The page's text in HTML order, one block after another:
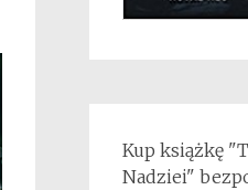
Kup książkę
Nadziei"